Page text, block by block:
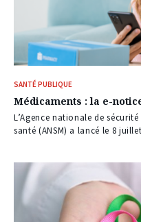
SANTÉ PUBLIQUE
Médicaments : la e-
L’Agence nationale de
santé (ANSM) a lancé le 8